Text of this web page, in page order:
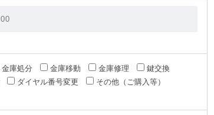
金庫処分 金庫移動 金庫修理
鍵交換
ダイヤル番号変更 その他（ご購入等）